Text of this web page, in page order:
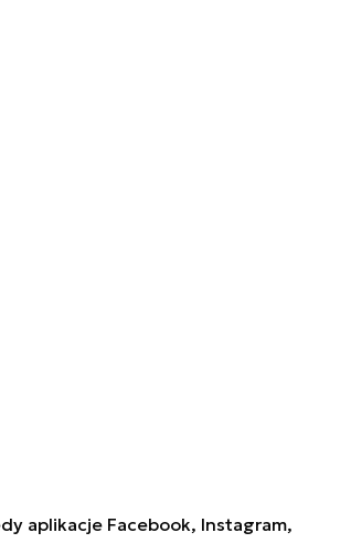
aplikacje Facebook, Instagram,